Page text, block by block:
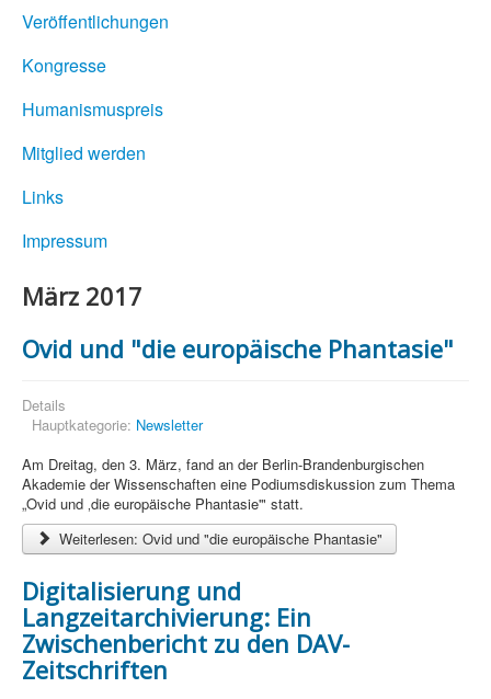
Veröffentlichungen
Kongresse
Humanismuspreis
Mitglied werden
Links
Impressum
März 2017
Ovid und "die europäische Phantasie"
Details
Hauptkategorie: Newsletter
Am Dreitag, den 3. März, fand an der Berlin-Brandenburgischen
Akademie der Wissenschaften eine Podiumsdiskussion zum Thema
„Ovid und ‚die europäische Phantasie'" statt.
Weiterlesen: Ovid und "die europäische Phantasie"
Digitalisierung und
Langzeitarchivierung: Ein
Zwischenbericht zu den DAV-
Zeitschriften